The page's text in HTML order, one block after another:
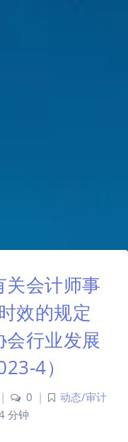
关会计师事
效的规定
会行业发展
4）
| 0 |
动态/审计
分钟